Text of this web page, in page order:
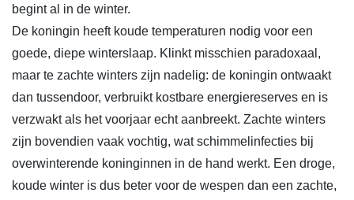
begint al in de winter.
De koningin heeft koude temperaturen nodig voor een
goede, diepe winterslaap. Klinkt misschien paradoxaal,
maar te zachte winters zijn nadelig: de koningin ontwaakt
dan tussendoor, verbruikt kostbare energiereserves en is
verzwakt als het voorjaar echt aanbreekt. Zachte winters
zijn bovendien vaak vochtig, wat schimmelinfecties bij
overwinterende koninginnen in de hand werkt. Een droge,
koude winter is dus beter voor de wespen dan een zachte,